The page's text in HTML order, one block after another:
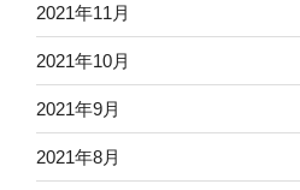
2021年11月
2021年10月
2021年9月
2021年8月